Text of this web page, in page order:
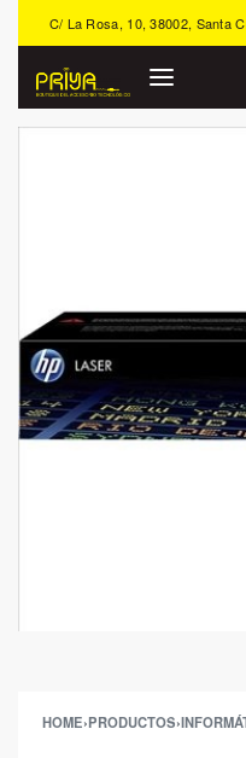
C/ La Rosa, 10, 38002, Santa
HOME›PRODUCTOS›